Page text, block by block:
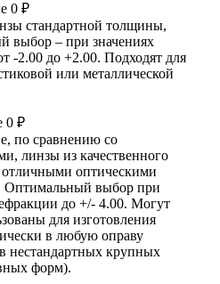
0 ₽
стандартной толщины,
выбор – при значениях
-2.00 до +2.00. Подходят для
или металлической
0 ₽
по сравнению со
линзы из качественного
отличными оптическими
Оптимальный выбор при
до +/- 4.00. Могут
для изготовления
в любую оправу
нестандартных крупных
форм).